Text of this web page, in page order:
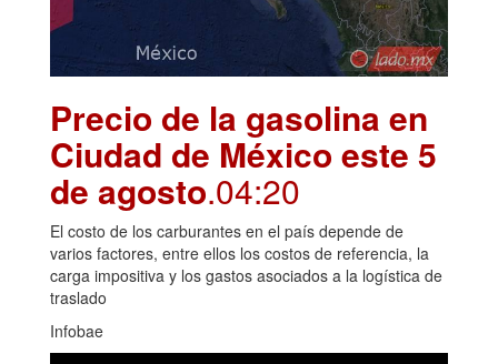
Precio de la gasolina en
Ciudad de México este 5
de agosto.04:20
El costo de los carburantes en el país depende de
varios factores, entre ellos los costos de referencia, la
carga impositiva y los gastos asociados a la logística de
traslado
Infobae